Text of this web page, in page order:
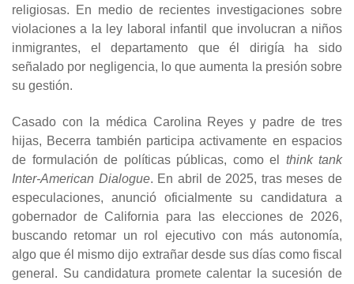
religiosas. En medio de recientes investigaciones sobre
violaciones a la ley laboral infantil que involucran a niños
inmigrantes, el departamento que él dirigía ha sido
señalado por negligencia, lo que aumenta la presión sobre
su gestión.
Casado con la médica Carolina Reyes y padre de tres
hijas, Becerra también participa activamente en espacios
de formulación de políticas públicas, como el think tank
Inter-American Dialogue. En abril de 2025, tras meses de
especulaciones, anunció oficialmente su candidatura a
gobernador de California para las elecciones de 2026,
buscando retomar un rol ejecutivo con más autonomía,
algo que él mismo dijo extrañar desde sus días como fiscal
general. Su candidatura promete calentar la sucesión de